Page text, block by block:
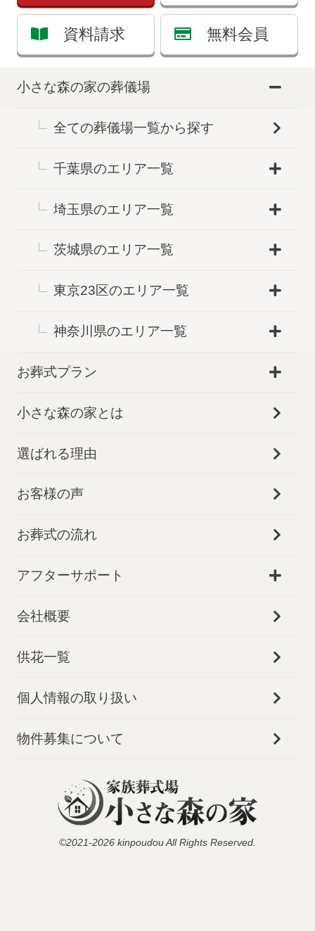
資料請求 無料会員
小さな森の家の葬儀場
全ての葬儀場一覧から探す
千葉県のエリア一覧
埼玉県のエリア一覧
茨城県のエリア一覧
東京23区のエリア一覧
神奈川県のエリア一覧
お葬式プラン
小さな森の家とは
選ばれる理由
お客様の声
お葬式の流れ
アフターサポート
会社概要
供花一覧
個人情報の取り扱い
物件募集について
©2021-2026 kinpoudou All Rights Reserved.